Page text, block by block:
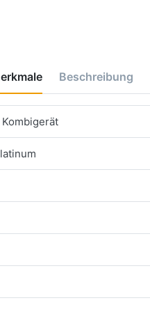
Beschreibung